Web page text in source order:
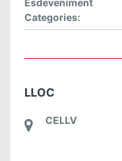
Categories:
LLOC
CELLV